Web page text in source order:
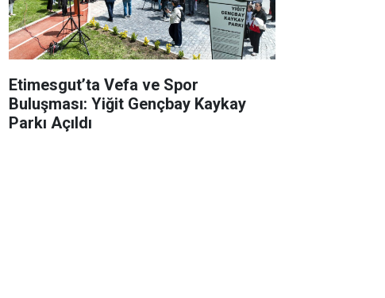
Etimesgut’ta Vefa ve Spor
Buluşması: Yiğit Gençbay Kaykay
Parkı Açıldı